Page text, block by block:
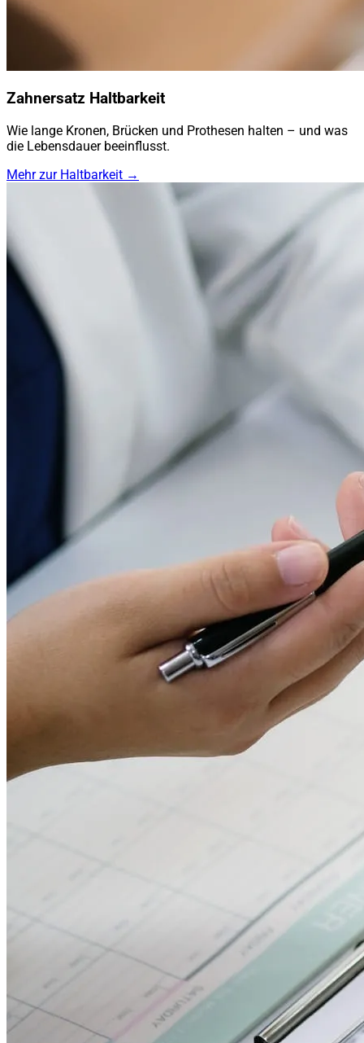
Zahnersatz Haltbarkeit
Wie lange Kronen, Brücken und Prothesen halten – und was
die Lebensdauer beeinflusst.
Mehr zur Haltbarkeit →